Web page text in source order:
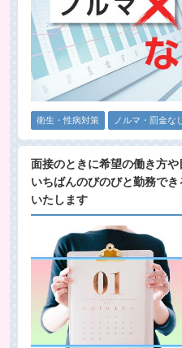
衛生・性病対策 ノルマ・罰金な
面接のときに希望の働き方や
いちばんのびのびと勤務で
いたします